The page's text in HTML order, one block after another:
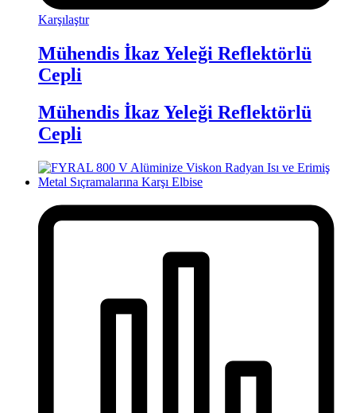
Karşılaştır
Mühendis İkaz Yeleği Reflektörlü
Cepli
Mühendis İkaz Yeleği Reflektörlü
Cepli